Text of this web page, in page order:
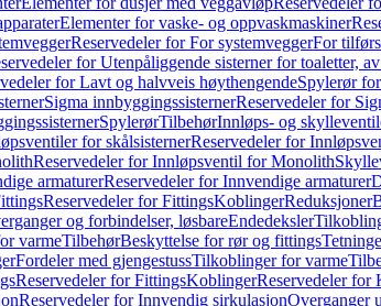
Elementer for vaske- og oppvaskmaskiner
Reservedeler for For systemveggerFor
for Utenpåliggende sisterner for toaletter,
for Lavt og halvveis høythengendeSpylerør
Sigma innbyggingssisternerReservedeler for
SpylerørTilbehørInnløps- og
for skålsisternerReservedeler for
Reservedeler for Innløpsventil for Monolith
armaturerReservedeler for Innvendige armaturer
Reservedeler for FittingsKoblingerReduksjoner
og forbindelser, løsbareEndedeksler
varmeTilbehørBeskyttelse for rør og fittings
Fordeler med gjengestussTilkoblinger for varme
Reservedeler for FittingsKoblingerReservedeler for
Reservedeler for Innvendig sirkulasjonOverganger